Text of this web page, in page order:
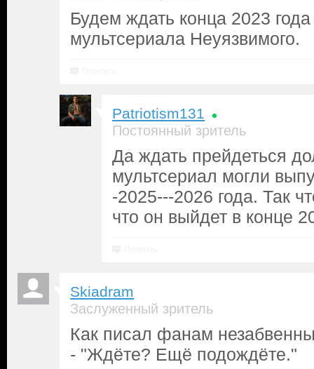
Будем ждать конца 2023
мультсериала Неуязвимого.
Patriotism131
Постоянный зритель
Да ждать прейдеться
мультсериал могли
-2025---2026 года. Так
что он выйдет в конце
Skiadram
Заслуженный зритель
Как писал фанам
- "Ждёте? Ещё подождёте."